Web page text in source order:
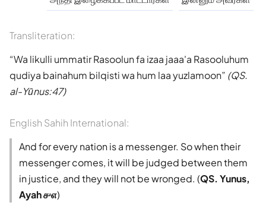
Transliteration:
Wa likulli ummatir Rasoolun fa izaa jaaa'a Rasooluhum
qudiya bainahum bilqisti wa hum laa yuzlamoon (QS.
al-Yūnus:47)
English Sahih International:
And for every nation is a messenger. So when their
messenger comes, it will be judged between them
in justice, and they will not be wronged. (QS. Yunus,
Ayah ௪௭)